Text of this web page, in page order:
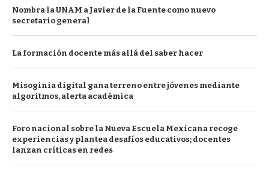
Nombra la UNAM a Javier de la Fuente como nuevo
secretario general
La formación docente más allá del saber hacer
Misoginia digital gana terreno entre jóvenes mediante
algoritmos, alerta académica
Foro nacional sobre la Nueva Escuela Mexicana recoge
experiencias y plantea desafíos educativos; docentes
lanzan críticas en redes